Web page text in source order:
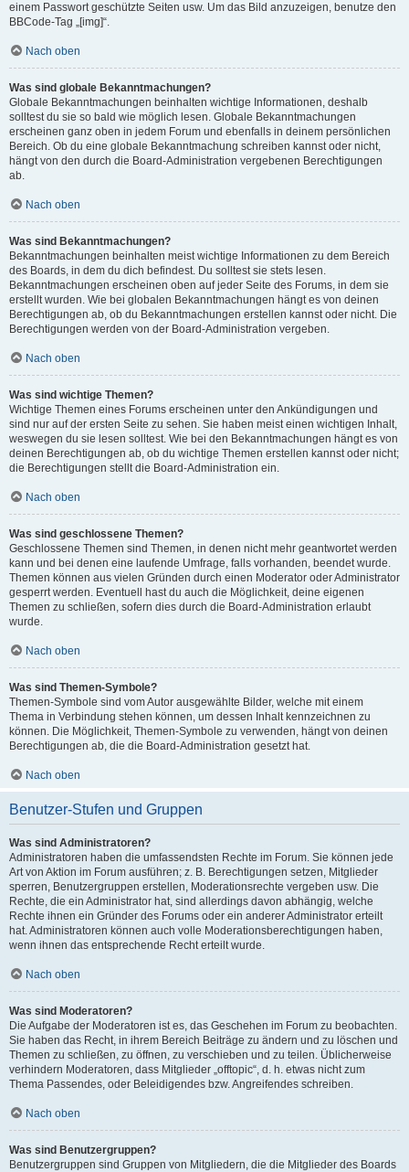
einem Passwort geschützte Seiten usw. Um das Bild anzuzeigen, benutze den
BBCode-Tag „[img]“.
Nach oben
Was sind globale Bekanntmachungen?
Globale Bekanntmachungen beinhalten wichtige Informationen, deshalb
solltest du sie so bald wie möglich lesen. Globale Bekanntmachungen
erscheinen ganz oben in jedem Forum und ebenfalls in deinem persönlichen
Bereich. Ob du eine globale Bekanntmachung schreiben kannst oder nicht,
hängt von den durch die Board-Administration vergebenen Berechtigungen
ab.
Nach oben
Was sind Bekanntmachungen?
Bekanntmachungen beinhalten meist wichtige Informationen zu dem Bereich
des Boards, in dem du dich befindest. Du solltest sie stets lesen.
Bekanntmachungen erscheinen oben auf jeder Seite des Forums, in dem sie
erstellt wurden. Wie bei globalen Bekanntmachungen hängt es von deinen
Berechtigungen ab, ob du Bekanntmachungen erstellen kannst oder nicht. Die
Berechtigungen werden von der Board-Administration vergeben.
Nach oben
Was sind wichtige Themen?
Wichtige Themen eines Forums erscheinen unter den Ankündigungen und
sind nur auf der ersten Seite zu sehen. Sie haben meist einen wichtigen Inhalt,
weswegen du sie lesen solltest. Wie bei den Bekanntmachungen hängt es von
deinen Berechtigungen ab, ob du wichtige Themen erstellen kannst oder nicht;
die Berechtigungen stellt die Board-Administration ein.
Nach oben
Was sind geschlossene Themen?
Geschlossene Themen sind Themen, in denen nicht mehr geantwortet werden
kann und bei denen eine laufende Umfrage, falls vorhanden, beendet wurde.
Themen können aus vielen Gründen durch einen Moderator oder Administrator
gesperrt werden. Eventuell hast du auch die Möglichkeit, deine eigenen
Themen zu schließen, sofern dies durch die Board-Administration erlaubt
wurde.
Nach oben
Was sind Themen-Symbole?
Themen-Symbole sind vom Autor ausgewählte Bilder, welche mit einem
Thema in Verbindung stehen können, um dessen Inhalt kennzeichnen zu
können. Die Möglichkeit, Themen-Symbole zu verwenden, hängt von deinen
Berechtigungen ab, die die Board-Administration gesetzt hat.
Nach oben
Benutzer-Stufen und Gruppen
Was sind Administratoren?
Administratoren haben die umfassendsten Rechte im Forum. Sie können jede
Art von Aktion im Forum ausführen; z. B. Berechtigungen setzen, Mitglieder
sperren, Benutzergruppen erstellen, Moderationsrechte vergeben usw. Die
Rechte, die ein Administrator hat, sind allerdings davon abhängig, welche
Rechte ihnen ein Gründer des Forums oder ein anderer Administrator erteilt
hat. Administratoren können auch volle Moderationsberechtigungen haben,
wenn ihnen das entsprechende Recht erteilt wurde.
Nach oben
Was sind Moderatoren?
Die Aufgabe der Moderatoren ist es, das Geschehen im Forum zu beobachten.
Sie haben das Recht, in ihrem Bereich Beiträge zu ändern und zu löschen und
Themen zu schließen, zu öffnen, zu verschieben und zu teilen. Üblicherweise
verhindern Moderatoren, dass Mitglieder „offtopic“, d. h. etwas nicht zum
Thema Passendes, oder Beleidigendes bzw. Angreifendes schreiben.
Nach oben
Was sind Benutzergruppen?
Benutzergruppen sind Gruppen von Mitgliedern, die die Mitglieder des Boards